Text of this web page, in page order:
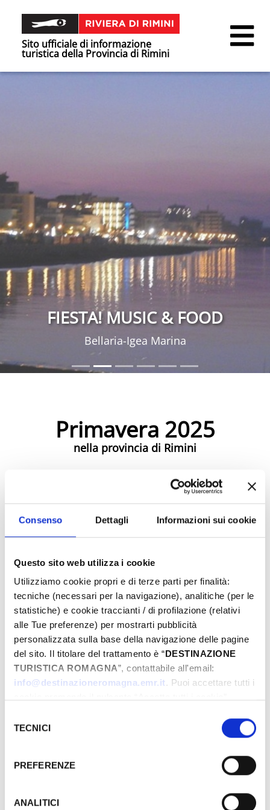
Consenso Dettagli Informazioni sui cookie
Questo sito web utilizza i cookie
Utilizziamo cookie propri e di terze parti per finalità:
tecniche (necessari per la navigazione), analitiche (per le
statistiche) e cookie traccianti / di profilazione (relativi
alle Tue preferenze) per mostrarti pubblicità
personalizzata sulla base della navigazione delle pagine
del sito. Il titolare del trattamento è “DESTINAZIONE
TURISTICA ROMAGNA”, contattabile all'email:
info@destinazioneromagna.emr.it. Puoi accettare tutti i
gestire le tue preferenze facendo clic su “Personalizza”.
Qualora acconsenti a tutti i cookie i Tuoi dati potranno
attualmente non fornisce garanzie idonee per il
l’implementazione di misure supplementari di sicurezza a
delTECNICI
PREFERENZE
ANALITICI
Sito ufficiale di informazione
turistica della Provincia di Rimini
FIESTA! MUSIC & FOOD
Bellaria-Igea Marina
Primavera 2025
nella provincia di Rimini
Eventi di Primavera Riviera Rimini
Dal
A